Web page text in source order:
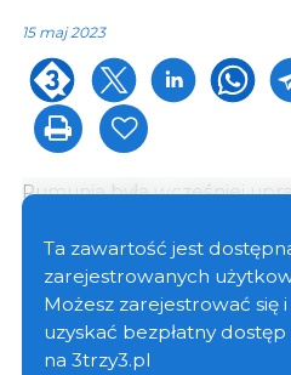
15 maj 2023
Rumunia była wcześniej
rumuński dobrowolnie
produktów mięsnych do
tego czasu Rumunia nie
żadnych produktów
Zjednoczonych. Po
Ta zawartość jest
zarejestrowanych
Możesz zarejestrować się
uzyskać bezpłatny
na 3trzy3.pl